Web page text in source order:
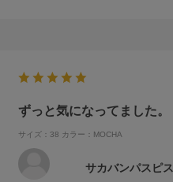
ずっと気になってました。
サイズ：38 カラー：MOCHA
サカバンパスピス